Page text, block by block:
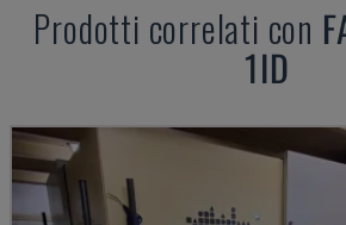
Prodotti correlati con
1ID